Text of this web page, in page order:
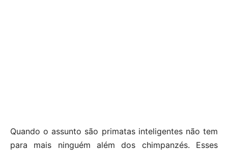
Quando o assunto são primatas inteligentes não tem
para mais ninguém além dos chimpanzés. Esses